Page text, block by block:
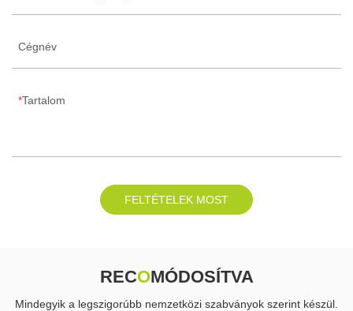
Cégnév
Tartalom
FELTÉTELEK MOST
RECOMÓDOSÍTVA
Mindegyik a legszigorúbb nemzetközi szabványok szerint készül.